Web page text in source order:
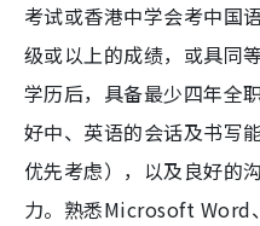
考试或香港中学会考中国
级或以上的成绩，或具同
学历后，具备最少四年全
好中、英语的会话及书写
优先考虑），以及良好的
力。熟悉Microsoft